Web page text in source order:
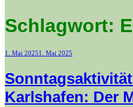
Schlagwort:
Veröffentlicht
1. Mai 20251. Mai 2025
Karlshafen: Der